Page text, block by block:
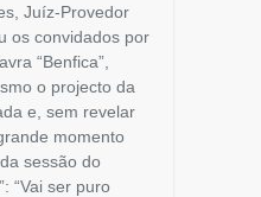
Juíz-Provedor
os convidados por
“Benfica”,
o projecto da
e, sem revelar
momento
sessão do
“Vai ser puro